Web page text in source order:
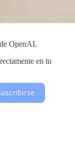
OpenAI.
en tu